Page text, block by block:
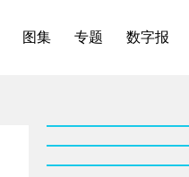
图集 专题 数字报